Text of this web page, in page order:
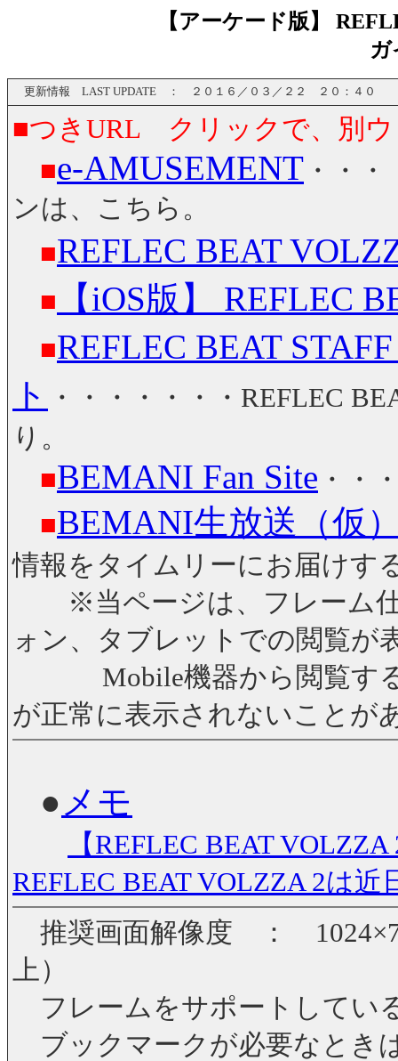
【アーケード版】
更新情報 LAST UPDATE ： ２０１６／０３／２２ ２０：４０
■つきURL クリックで、別ウ
■e-AMUSEMENT ・・
ンは、こちら。
■REFLEC BEAT
■ 【iOS版】 REFLEC
■REFLEC BEAT
ト
・・・・・・・REFLEC
り。
■BEMANI Fan Site ・・
■BEMANI生放送（仮
情報をタイムリーにお届けす
※当ページは、フレーム仕
ォン、タブレットでの閲覧が
Mobile機器から閲覧する
が正常に表示されないことが
● メモ
【REFLEC BEAT
REFLEC BEAT VOLZZA 2は
推奨画面解像度 ：
上）
フレームをサポートしてい
ブックマークが必要なとき